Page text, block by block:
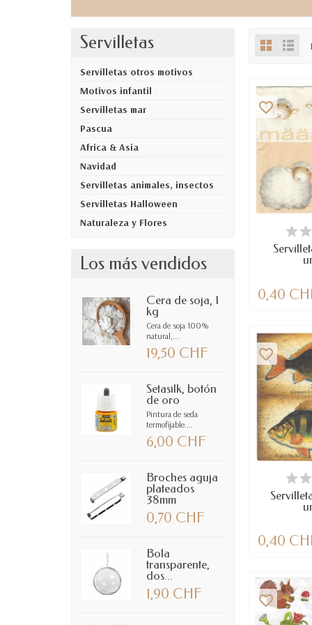
Servilletas
Servilletas otros motivos
Motivos infantil
Servilletas mar
Pascua
Africa & Asia
Navidad
Servilletas animales, insectos
Servilletas Halloween
Naturaleza y Flores
Los más vendidos
Cera de soja, 1
kg
Cera de soja 100%
natural,...
19,50 CHF
Setasilk, botón
de oro
Pintura de seda
termofijable....
6,00 CHF
Broches aguja
plateados
38mm
0,70 CHF
Bola
transparente,
dos...
1,90 CHF
favorite_border
0,40
favorite_border
0,40
favorite_border